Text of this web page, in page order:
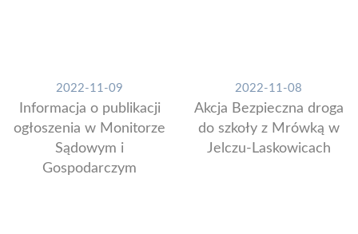
2022-11-09
Informacja o publikacji
ogłoszenia w Monitorze
Sądowym i
Gospodarczym
2022-11-08
Akcja Bezpieczna droga
do szkoły z Mrówką w
Jelczu-Laskowicach